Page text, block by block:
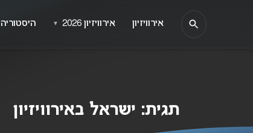
תגית: ישראל באירוויזיון
אירוויזיון אירוויזיון 2026 ▼ היסטוריה